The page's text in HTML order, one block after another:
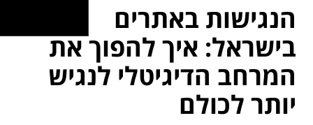
הנגישות באתרים
בישראל: איך להפוך את
המרחב הדיגיטלי לנגיש
יותר לכולם